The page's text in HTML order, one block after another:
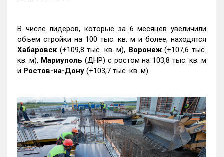
В числе лидеров, которые за 6 месяцев увеличили
объем стройки на 100 тыс. кв. м и более, находятся
Хабаровск (+109,8 тыс. кв. м), Воронеж(+107,6 тыс.
кв. м), Мариуполь (ДНР) с ростом на 103,8 тыс. кв. м
и Ростов-на-Дону (+103,7 тыс. кв. м).